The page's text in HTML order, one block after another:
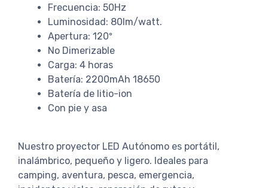
Frecuencia: 50Hz
Luminosidad: 80lm/watt.
Apertura: 120º
No Dimerizable
Carga: 4 horas
Batería: 2200mAh 18650
Batería de litio-ion
Con pie y asa
Nuestro proyector LED Autónomo es portátil,
inalámbrico, pequeño y ligero. Ideales para
camping, aventura, pesca, emergencia,